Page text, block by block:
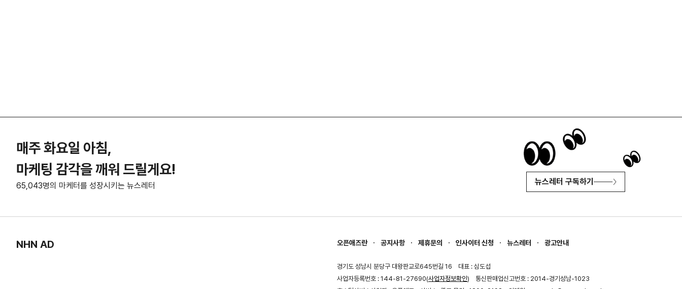
매주 화요일 아침,
마케팅 감각을 깨워 드릴게요!
65,043명의 마케터를 성장시키는 뉴스레터 뉴스레터 구독하기
NHN AD 오픈애즈란 공지사항 제휴문의 인사이터 신청 뉴스레터 광고안내
경기도 성남시 분당구 대왕판교로645번길 16
대표 : 심도섭
사업자등록번호 : 144-81-27690(사업자정보확인)
통신판매업신고번호 : 2014-경기성남-1023